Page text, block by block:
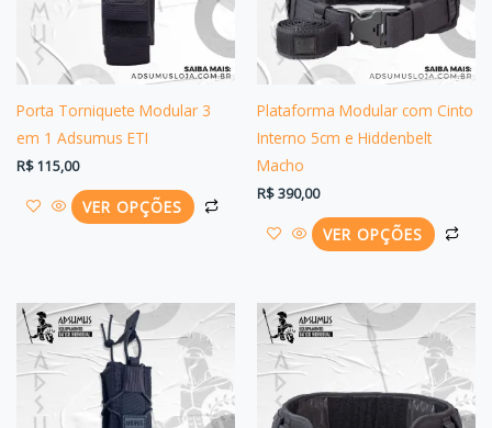
Porta Torniquete Modular 3
em 1 Adsumus ETI
R$115,00
VER OPÇÕES
As
opções
podem
produto
Plataforma Modular com Cinto
Interno 5cm e Hiddenbelt
Macho
R$390,00
VER OPÇÕES
As
Este
produto
várias
Este